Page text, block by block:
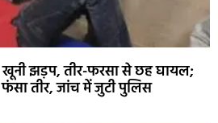
खूनी झड़प, तीर-फरसा से छह घायल;
फंसा तीर, जांच में जुटी पुलिस